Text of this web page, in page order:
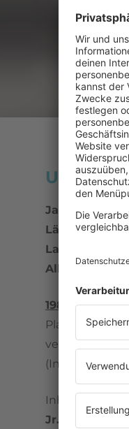
U2
Jahr:
1984
Länge:3:48
Label
Album:The
1984 war ein
Plattenfirma.
veröffentlicht,
(In The Name
Inhalt des
Jr. Der Titel